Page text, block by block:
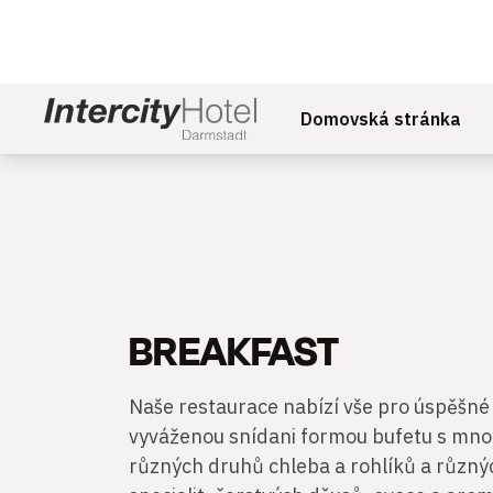
Domovská stránka
BREAKFAST
Naše restaurace nabízí vše pro
vyváženou snídani formou bufetu s
různých druhů chleba a rohlíků a